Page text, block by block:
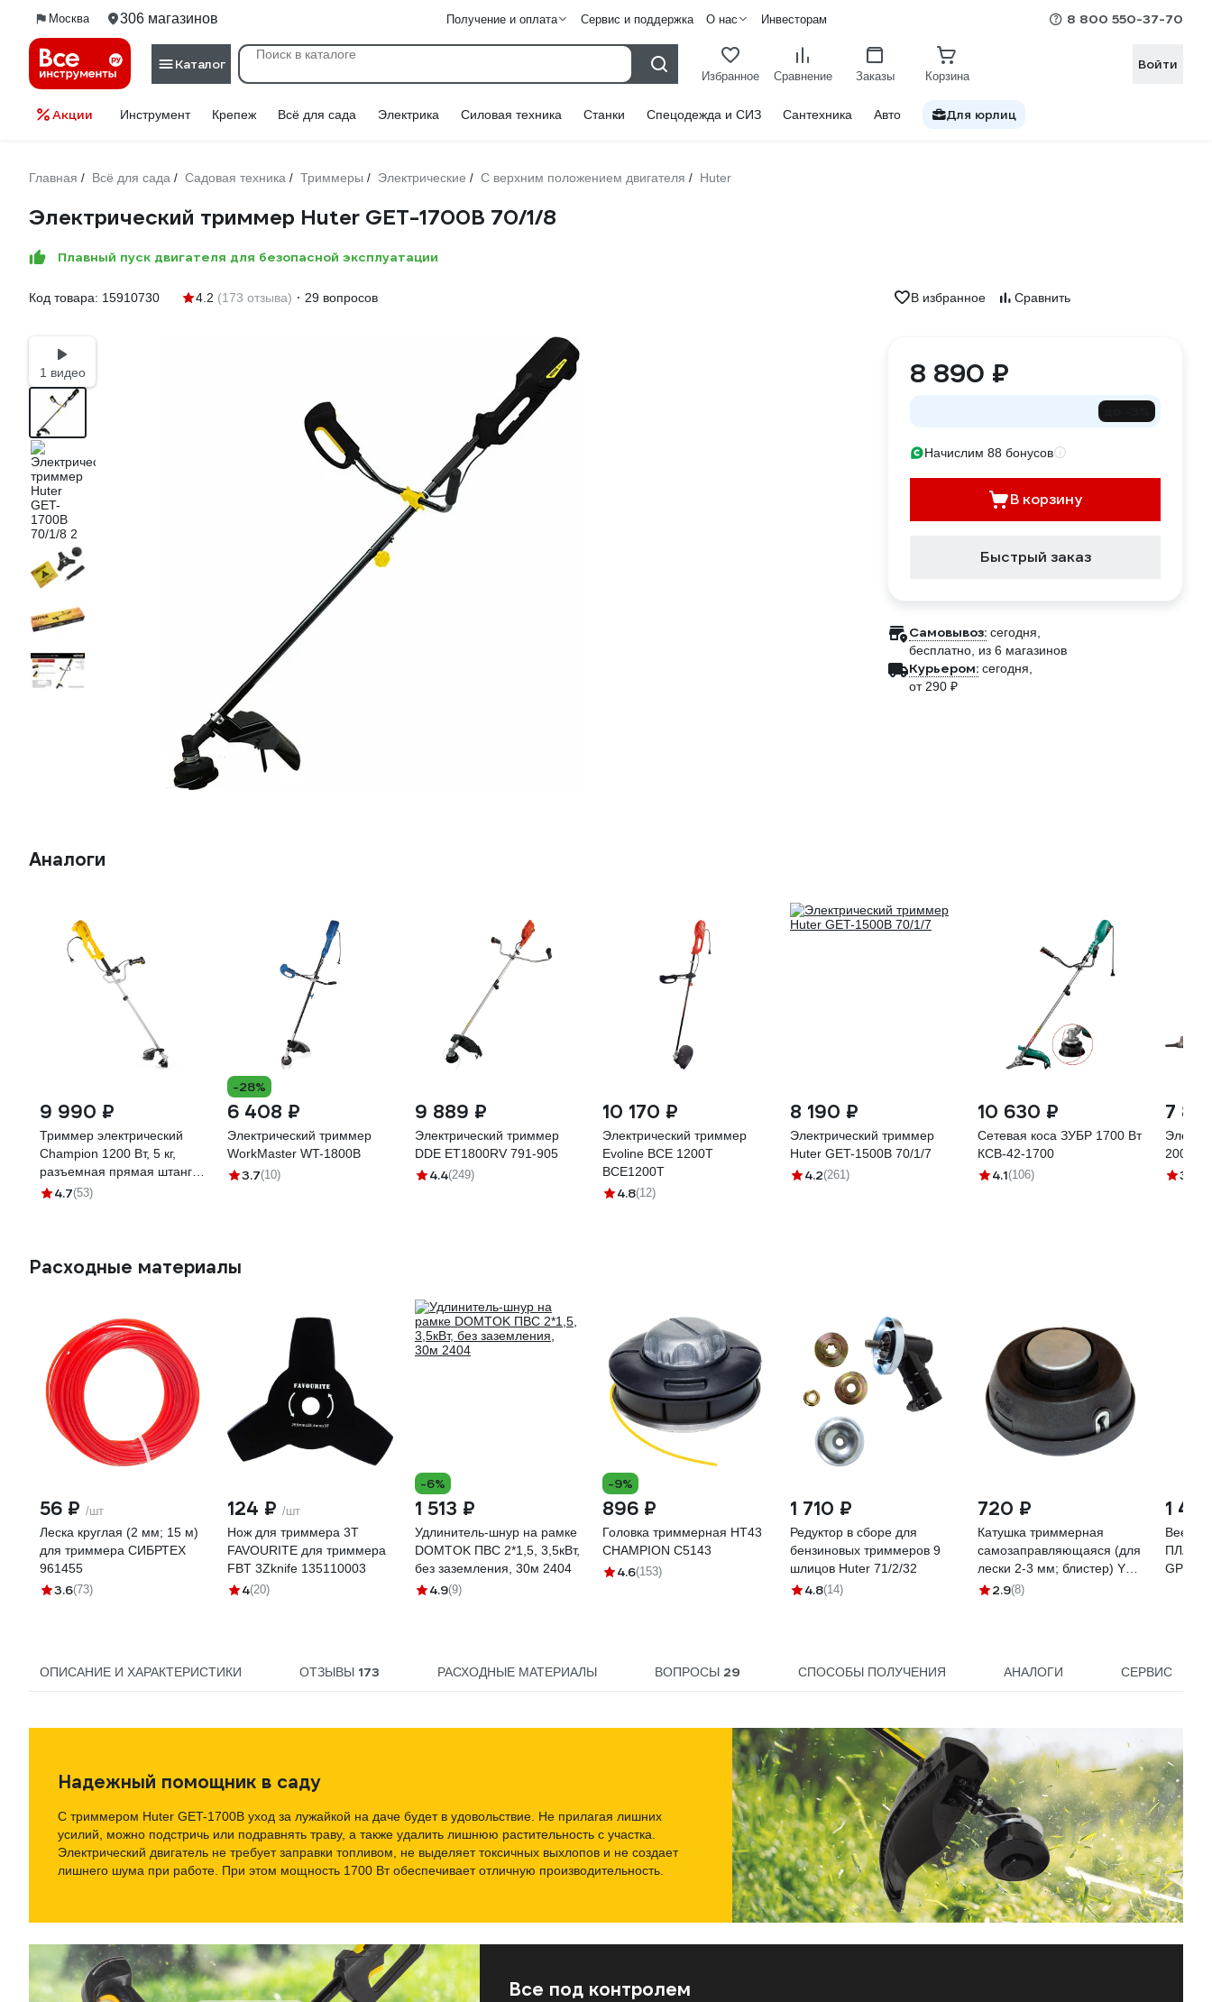
Москва 306 магазинов Получение и оплата Сервис и поддержка О нас Инвесторам 8 800 550-37-70
Каталог
Избранное Сравнение Заказы Корзина
Войти
Акции Инструмент Крепеж Всё для сада Электрика Силовая техника Станки Спецодежда и СИЗ Сантехника Авто Для юрлиц
Главная / Всё для сада / Садовая техника / Триммеры / Электрические / С верхним положением двигателя / Huter
Электрический триммер Huter GET-1700B 70/1/8
Плавный пуск двигателя для безопасной эксплуатации
Код товара: 15910730 4.2 (173 отзыва) 29 вопросов В избранное Сравнить
1 видео 8 890 ₽
Начислим 88 бонусов
В корзину
Быстрый заказ
Самовывоз: сегодня,
бесплатно , из 6 магазинов
Курьером: сегодня,
от 290 ₽
Аналоги
9 990 ₽
Триммер электрический
Champion 1200 Вт, 5 кг,
разъемная прямая штанга,
корд 2х1,6 мм, 430 мм +
4.7(53)
-28%
6 408 ₽
Электрический триммер
WorkMaster WT-1800B
3.7(10)
9 889 ₽
Электрический триммер
DDE ET1800RV 791-905
4.4(249)
10 170 ₽
Электрический триммер
Evoline BCE 1200T
BCE1200T
4.8(12)
8 190 ₽
Электрический триммер
Huter GET-1500B 70/1/7
4.2(261)
10 630 ₽
Сетевая коса ЗУБР 1700 Вт
КСВ-42-1700
4.1(106)
7
2000-
3.7
Расходные материалы
56 ₽ /шт
Леска круглая (2 мм; 15 м)
для триммера СИБРТЕХ
961455
3.6(73)
124 ₽ /шт
Нож для триммера 3T
FAVOURITE для триммера
FBT 3Zknife 135110003
4(20)
-6%
1 513 ₽
Удлинитель-шнур на рамке
DOMTOK ПВС 2*1,5, 3,5кВт,
без заземления, 30м 2404
4.9(9)
-9%
896 ₽
Головка триммерная HT43
CHAMPION C5143
4.6(153)
1 710 ₽
Редуктор в сборе для
бензиновых триммеров 9
шлицов Huter 71/2/32
4.8(14)
720 ₽
Катушка триммерная
самозаправляющаяся (для
лески 2-3 мм; блистер) Yard
51-8-306
2.9(8)
1
ПЛАСТ
ОПИСАНИЕ И ХАРАКТЕРИСТИКИ ОТЗЫВЫ 173 РАСХОДНЫЕ МАТЕРИАЛЫ ВОПРОСЫ 29 СПОСОБЫ ПОЛУЧЕНИЯ АНАЛОГИ СЕРВИС
Надежный помощник в саду
С триммером Huter GET-1700B уход за лужайкой на даче будет в удовольствие. Не прилагая лишних
усилий, можно подстричь или подравнять траву, а также удалить лишнюю растительность с участка.
Электрический двигатель не требует заправки топливом, не выделяет токсичных выхлопов и не создает
лишнего шума при работе. При этом мощность 1700 Вт обеспечивает отличную производительность.
Все под контролем